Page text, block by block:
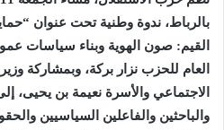
بالرباط، ندوة وطنية تحت عنوان
القيم: صون الهوية وبناء سياسات
العام للحزب نزار بركة، وبمشاركة
الاجتماعي والأسرة نعيمة بن يحيى،
والباحثين والفاعلين السياسيين